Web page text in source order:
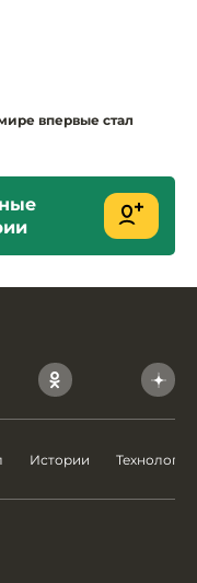
впервые стал
Истории Технологии